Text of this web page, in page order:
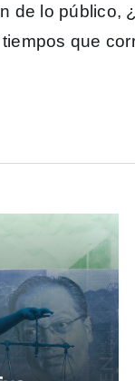
de lo público,
que